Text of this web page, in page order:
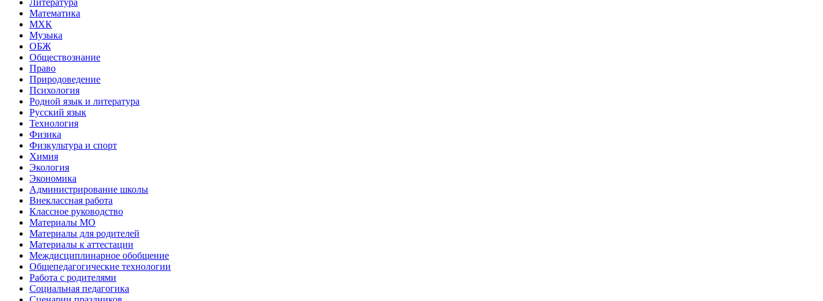
Математика
МХК
Музыка
ОБЖ
Обществознание
Право
Природоведение
Психология
Родной язык и литература
Русский язык
Технология
Физика
Физкультура и спорт
Химия
Экология
Экономика
Администрирование школы
Внеклассная работа
Классное руководство
Материалы МО
Материалы для родителей
Материалы к аттестации
Междисциплинарное обобщение
Общепедагогические технологии
Работа с родителями
Социальная педагогика